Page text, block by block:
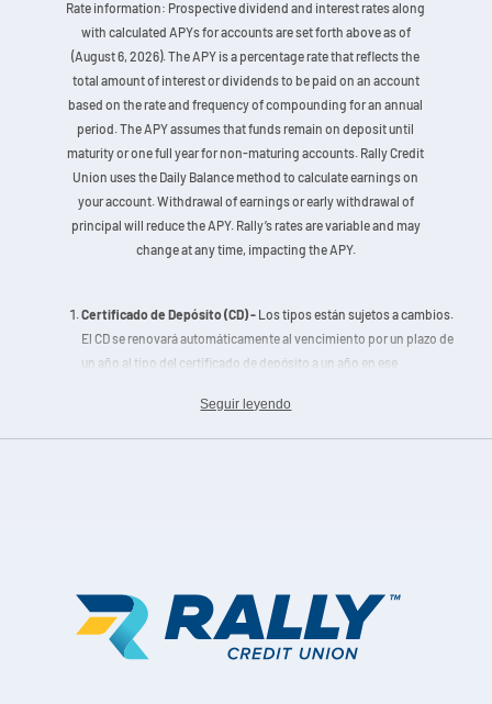
Rate information: Prospective dividend and interest rates along
with calculated APYs for accounts are set forth above as of
(August 6, 2026). The APY is a percentage rate that reflects the
total amount of interest or dividends to be paid on an account
based on the rate and frequency of compounding for an annual
period. The APY assumes that funds remain on deposit until
maturity or one full year for non-maturing accounts. Rally Credit
Union uses the Daily Balance method to calculate earnings on
your account. Withdrawal of earnings or early withdrawal of
principal will reduce the APY. Rally’s rates are variable and may
change at any time, impacting the APY.
Certificado de Depósito (CD) - Los tipos están sujetos a cambios.
El CD se renovará automáticamente al vencimiento por un plazo de
un año al tipo del certificado de depósito a un año en ese
capital reducirán el APY. Puede imponerse una penalización por
retirada anticipada si retira parte del capital antes de la fecha de
Seguir leyendo